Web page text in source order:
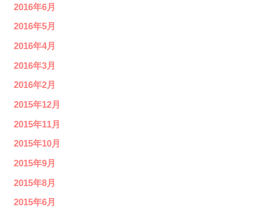
2016年6月
2016年5月
2016年4月
2016年3月
2016年2月
2015年12月
2015年11月
2015年10月
2015年9月
2015年8月
2015年6月